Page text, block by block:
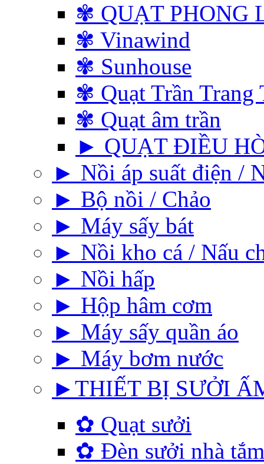
✾ QUẠT PHONG
✾ Vinawind
✾ Sunhouse
✾ Quạt Trần Trang
✾ Quạt âm trần
► QUẠT ĐIỀU
► Nồi áp suất điện /
► Bộ nồi / Chảo
► Máy sấy bát
► Nồi kho cá / Nấu
► Nồi hấp
► Hộp hâm cơm
► Máy sấy quần áo
► Máy bơm nước
►THIẾT BỊ SƯỞI
✿ Quạt sưởi
✿ Đèn sưởi nhà tắm